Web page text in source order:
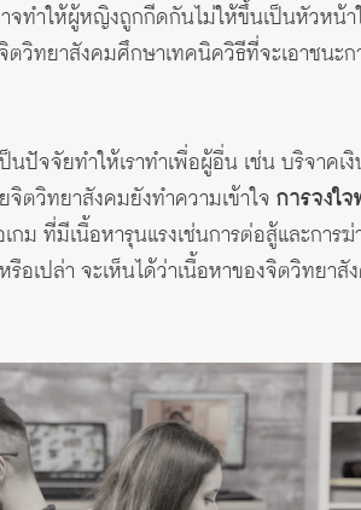
จทำให้ผู้หญิงถูกกีดกันไม่ให้ขึ้นเป็นหัวหน้
วิทยาสังคมศึกษาเทคนิควิธีที่จะเอาชนะก
ป็นปัจจัยทำให้เราทำเพื่อผู้อื่น เช่น บริจา
ตวิทยาสังคมยังทำความเข้าใจ การจงใ
กม ที่มีเนื้อหารุนแรงเช่นการต่อสู้และกา
อเปล่า จะเห็นได้ว่าเนื้อหาของจิตวิทยา